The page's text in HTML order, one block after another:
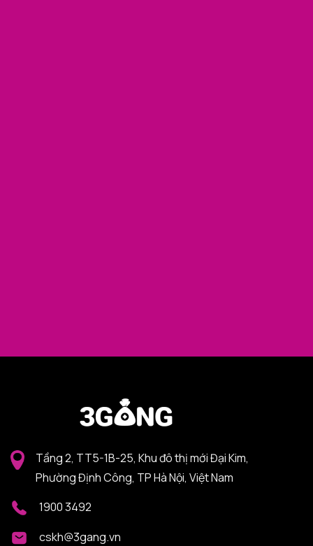
Tầng 2, TT5-1B-25, Khu đô thị mới Đại Kim,
Phường Định Công, TP Hà Nội, Việt Nam
1900 3492
cskh@3gang.vn